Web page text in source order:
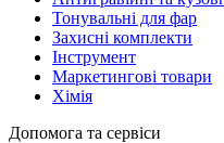
Тонувальні для фар
Захисні комплекти
Інструмент
Маркетингові товари
Хімія
Допомога та сервіси